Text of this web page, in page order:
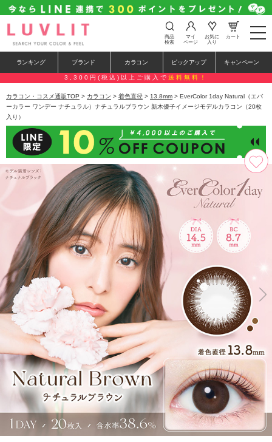
t
o
e
n
a
v
i
t
i
o
n
商品
検索
マイ
ページ
お気に
入り
カート
ランキング ブランド カラコン ピックアップ キャンペーン
3,300円(税込)以上ご購入で 送料無料！
カラコン・コスメ通販TOP > カラコン > 着色直径 > 13.8mm > EverColor 1day Natural（エバ
ーカラー ワンデー ナチュラル）ナチュラルブラウン 新木優子イメージモデルカラコン（20枚
入り）